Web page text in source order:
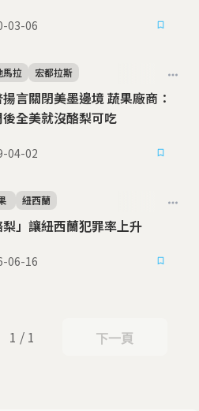
03-06
言關閉美墨邊境 蔬果廠商：
後全美就沒酪梨可吃
馬拉 宏都拉斯
04-02
梨」讓紐西蘭犯罪率上升
紐西蘭
06-16
1 / 1 下一頁
下一頁